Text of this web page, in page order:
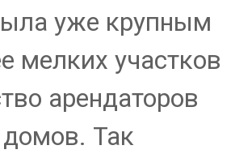
уже крупным
мелких участков
арендаторов
Так